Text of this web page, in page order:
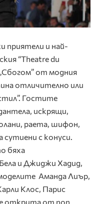
приятели и най-
“Theatre du
от модния
отличително или
Гостите
искрящи,
раета, шифон,
с конуси.
бяха
и Джиджи Хадид,
Аманда Лиър,
Клос, Парис
открита от поп